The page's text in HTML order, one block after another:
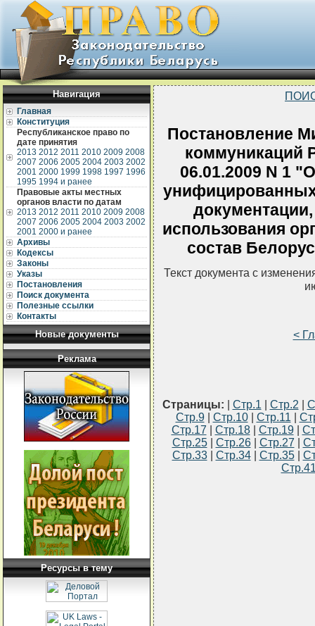
Навигация
Главная
Конституция
Республиканское право по
дате принятия
2013 2012 2011 2010 2009 2008
2007 2006 2005 2004 2003 2002
2001 2000 1999 1998 1997 1996
1995 1994 и ранее
Правовые акты местных
органов власти по датам
2013 2012 2011 2010 2009 2008
2007 2006 2005 2004 2003 2002
2001 2000 и ранее
Архивы
Кодексы
Законы
Указы
Постановления
Поиск документа
Полезные ссылки
Контакты
Новые документы
Реклама
Ресурсы в тему
Постановление
коммуникаций
06.01.2009 N 1
использования
состав
Текст документа с
<
Страницы: Стр.1 Стр.2
Стр.9| Стр.10| Стр.11
Стр.17
Стр.18| Стр.19|
Стр.25| Стр.26| Стр.27
Стр.33| Стр.34| Стр.35|